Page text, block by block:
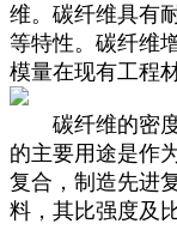
维。碳纤维具有
等特性。碳纤维
模量在现有工程
碳纤维的密度
的主要用途是作
复合，制造先进
料，其比强度及